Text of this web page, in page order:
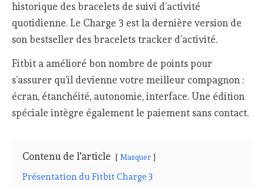
historique des bracelets de suivi d’activité
quotidienne. Le Charge 3 est la dernière version de
son bestseller des bracelets tracker d’activité.
Fitbit a amélioré bon nombre de points pour
s’assurer qu’il devienne votre meilleur compagnon :
écran, étanchéité, autonomie, interface. Une édition
spéciale intègre également le paiement sans contact.
Contenu de l'article Masquer
Présentation du Fitbit Charge 3